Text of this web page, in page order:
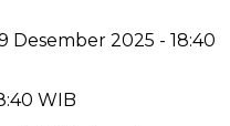
Desember 2025 - 18:40
WIB